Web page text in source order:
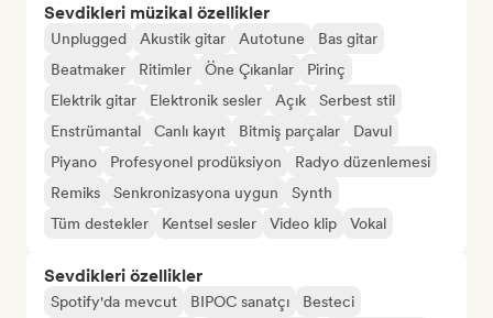
Sevdikleri müzikal özellikler
Unplugged Akustik gitar Autotune
Bas gitar
Beatmaker
Ritimler Öne Çıkanlar
Pirinç
Elektrik gitar
Elektronik sesler Açık
Serbest stil
Enstrümantal
Canlı kayıt Bitmiş parçalar
Davul
Piyano
Profesyonel prodüksiyon
Radyo düzenlemesi
Remiks
Senkronizasyona uygun
Synth
Tüm destekler
Kentsel sesler Video klip Vokal
Sevdikleri özellikler
Spotify'da mevcut BIPOC sanatçı
Besteci